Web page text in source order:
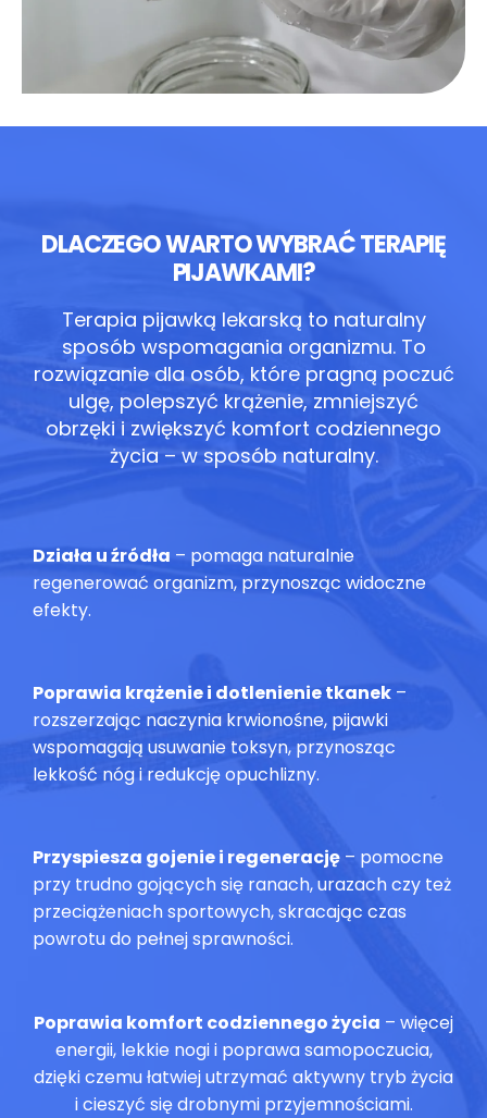
DLACZEGO WARTO WYBRAĆ TERAPIĘ
PIJAWKAMI?
Terapia pijawką lekarską to naturalny
sposób wspomagania organizmu. To
rozwiązanie dla osób, które pragną poczuć
ulgę, polepszyć krążenie, zmniejszyć
obrzęki i zwiększyć komfort codziennego
życia – w sposób naturalny.
Działa u źródła – pomaga naturalnie
regenerować organizm, przynosząc widoczne
efekty.
Poprawia krążenie i dotlenienie tkanek –
rozszerzając naczynia krwionośne, pijawki
wspomagają usuwanie toksyn, przynosząc
lekkość nóg i redukcję opuchlizny.
Przyspiesza gojenie i regenerację – pomocne
przy trudno gojących się ranach, urazach czy też
przeciążeniach sportowych, skracając czas
powrotu do pełnej sprawności.
Poprawia komfort codziennego życia – więcej
energii, lekkie nogi i poprawa samopoczucia,
dzięki czemu łatwiej utrzymać aktywny tryb życia
i cieszyć się drobnymi przyjemnościami.